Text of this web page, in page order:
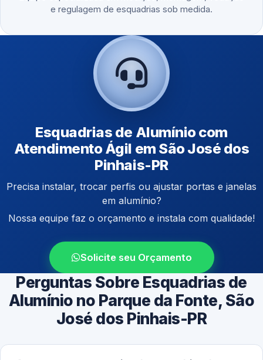
e regulagem de esquadrias sob medida.
Esquadrias de Alumínio com
Atendimento Ágil em São José dos
Pinhais-PR
Precisa instalar, trocar perfis ou ajustar portas e janelas
em alumínio?
Nossa equipe faz o orçamento e instala com qualidade!
Solicite seu Orçamento
Perguntas Sobre Esquadrias de
Alumínio no Parque da Fonte, São
José dos Pinhais-PR